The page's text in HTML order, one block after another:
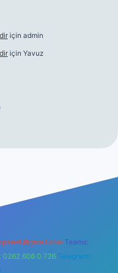
için admin
için Yavuz
Teams:
0262 606 0 726 Telegram: